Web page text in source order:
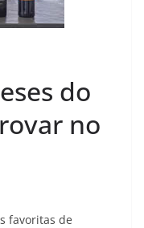
do
no
favoritas de